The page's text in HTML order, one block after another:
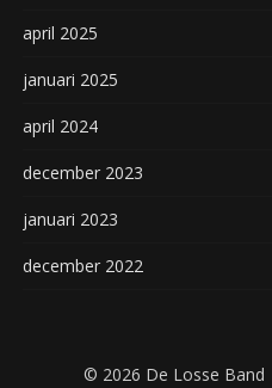
april 2025
januari 2025
april 2024
december 2023
januari 2023
december 2022
© 2026 De Losse Band